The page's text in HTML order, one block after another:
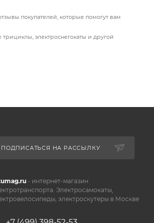
покупателей, которые помогут вам
трициклы, электроснегокаты и другой
ПОДПИСАТЬСЯ НА РАССЫЛКУ
- интернет-магазин
Электросамокаты,
электроскутеры в Москве